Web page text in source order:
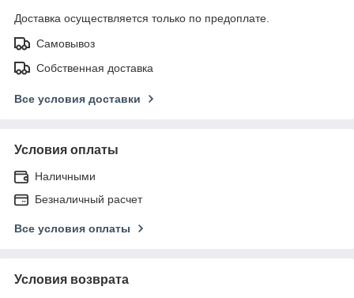
Доставка осуществляется только по предоплате.
Самовывоз
Собственная доставка
Все условия доставки
Условия оплаты
Наличными
Безналичный расчет
Все условия оплаты
Условия возврата